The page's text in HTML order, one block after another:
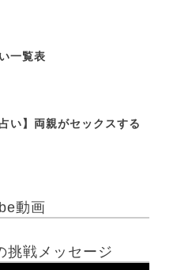
一覧表
占い】両親がセックスする
動画
挑戦メッセージ